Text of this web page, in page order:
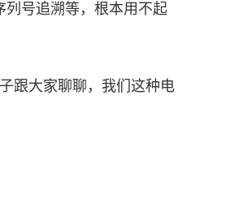
列号追溯等，根本用不起
跟大家聊聊，我们这种电